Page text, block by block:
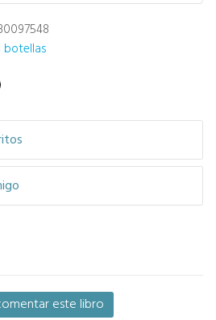
botellas
este libro